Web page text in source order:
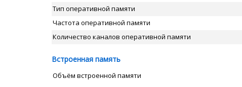
Тип оперативной памяти
Частота оперативной памяти
Количество каналов оперативной памяти
Встроенная память
Объём встроенной памяти